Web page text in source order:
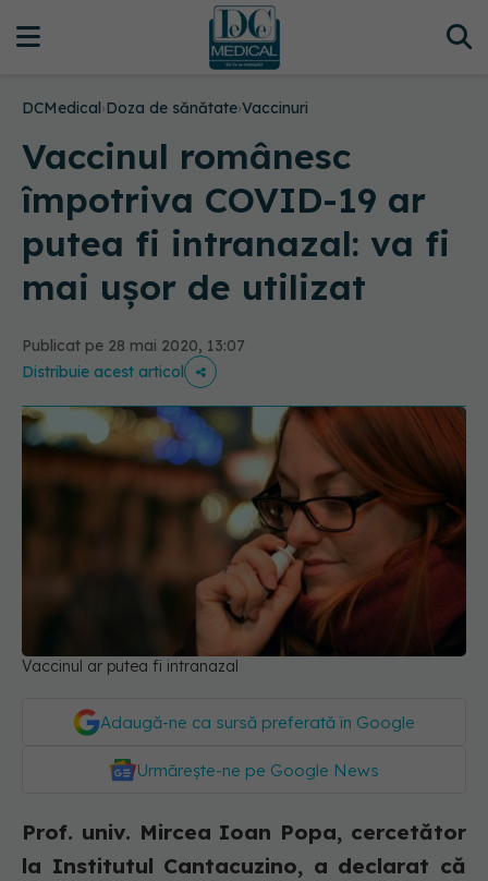
DCMedical›Doza de sănătate›Vaccinuri
Vaccinul românesc
împotriva COVID-19 ar
putea fi intranazal: va fi
mai ușor de utilizat
Publicat pe 28 mai 2020, 13:07
Distribuie acest articol
Vaccinul ar putea fi intranazal
Adaugă-ne ca sursă preferată în Google
Urmărește-ne pe Google News
Prof. univ. Mircea Ioan Popa, cercetător
la Institutul Cantacuzino, a declarat că